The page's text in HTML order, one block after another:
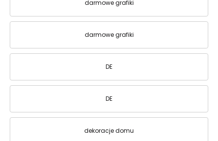
darmowe grafiki
darmowe grafiki
DE
DE
dekoracje domu